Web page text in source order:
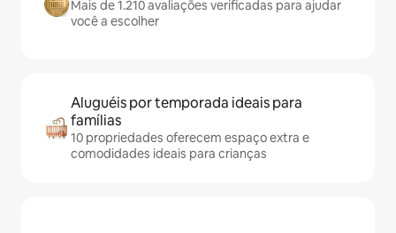
Mais de 1.210 avaliações verificadas para ajudar
você a escolher
Aluguéis por temporada ideais para
famílias
10 propriedades oferecem espaço extra e
comodidades ideais para crianças